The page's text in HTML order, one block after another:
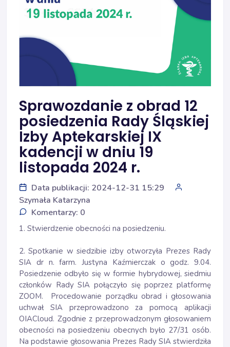
Sprawozdanie z obrad 12
posiedzenia Rady Śląskiej
Izby Aptekarskiej IX
kadencji w dniu 19
listopada 2024 r.
Data publikacji: 2024-12-31 15:29
Szymała Katarzyna
Komentarzy: 0
1. Stwierdzenie obecności na posiedzeniu.
2. Spotkanie w siedzibie izby otworzyła Prezes Rady
SIA dr n. farm. Justyna Kaźmierczak o godz. 9.04.
Posiedzenie odbyło się w formie hybrydowej, siedmiu
członków Rady SIA połączyło się poprzez platformę
ZOOM. Procedowanie porządku obrad i głosowania
uchwał SIA przeprowadzono za pomocą aplikacji
OIACloud. Zgodnie z przeprowadzonym głosowaniem
obecności na posiedzeniu obecnych było 27/31 osób.
Na podstawie głosowania Prezes Rady SIA stwierdziła